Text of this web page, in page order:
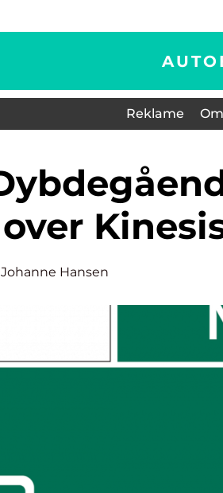
Reklame
over
Johanne Hansen